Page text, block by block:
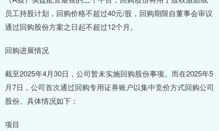
员工持股计划，回购价格不超过40元/股，回购期限自董事会审议
通过回购股份方案之日起不超过12个月。
回购进展情况
截至2025年4月30日，公司暂未实施回购股份事项。而在2025年5
月7日，公司首次通过回购专用证券账户以集中竞价方式回购公司
股份。具体情况如下：
项目